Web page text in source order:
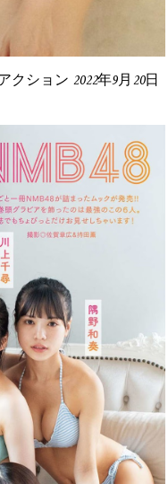
クション 2022年9月20日